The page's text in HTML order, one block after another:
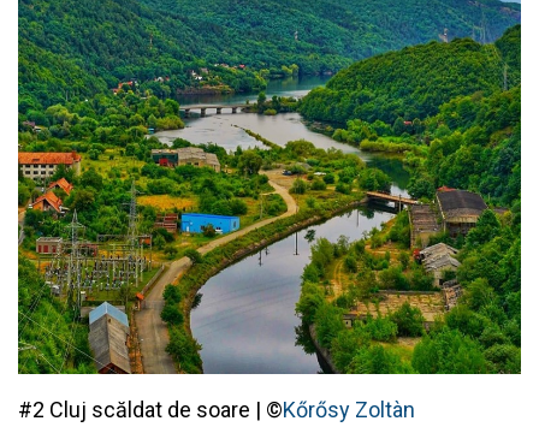
#2 Cluj scăldat de soare | ©Kőrősy Zoltàn